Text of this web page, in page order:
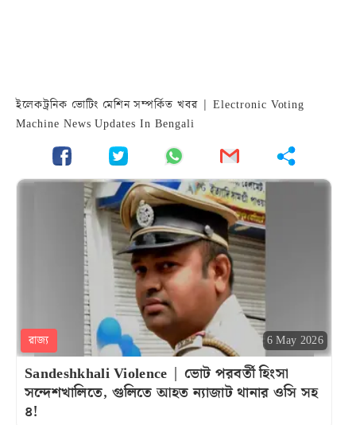
ইলেকট্রনিক ভোটিং মেশিন সম্পর্কিত খবর | Electronic Voting
Machine News Updates In Bengali
রাজ্য 6 May 2026
Sandeshkhali Violence | ভোট পরবর্তী হিংসা
সন্দেশখালিতে, গুলিতে আহত ন্যাজাট থানার ওসি সহ
৪!